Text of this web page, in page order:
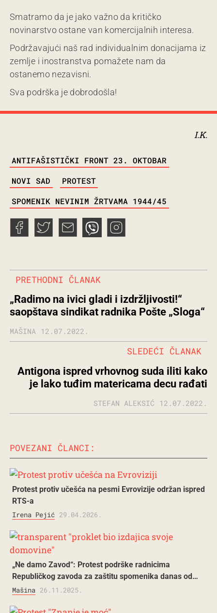
Smatramo da je jako važno da kritičko
novinarstvo ostane van komercijalnih interesa.
Podržavajući naš rad individualnim donacijama iz
zemlje i inostranstva pomažete nam da
ostanemo nezavisni.
Sva podrška je dobrodošla!
I.K.
ANTIFAŠISTIČKI FRONT 23. OKTOBAR
NOVI SAD PROTEST
SPOMENIK NEVINIM ŽRTVAMA 1944/45
PRETHODNI ČLANAK
„Radimo na ivici gladi i izdržljivosti!“
saopštava sindikat radnika Pošte „Sloga“
MAŠINA 12.07.2022.
Antigona ispred vrhovnog suda iliti kako
je lako tuđim matericama decu rađati
SLEDEĆI ČLANAK
STEFAN ALEKSIĆ 12.07.2022.
POVEZANI ČLANCI:
Protest protiv učešća na pesmi Evrovizije održan ispred
RTS-a
Irena Pejić 29.04.2026.
„Ne damo Zavod“: Protest podrške radnicima
Republičkog zavoda za zaštitu spomenika danas od…
Mašina 26.11.2025.